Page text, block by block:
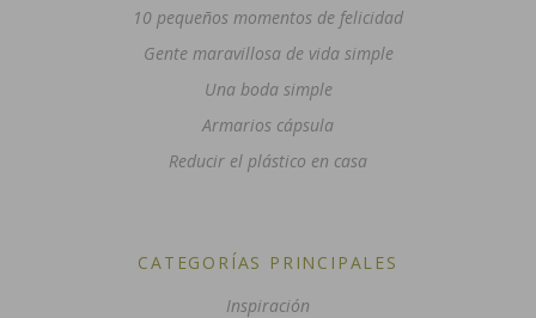
10 pequeños momentos de felicidad
Gente maravillosa de vida simple
Una boda simple
Armarios cápsula
Reducir el plástico en casa
CATEGORÍAS PRINCIPALES
Inspiración